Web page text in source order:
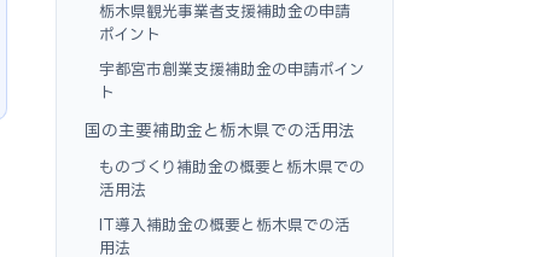
栃木県観光事業者支援補助金の申請
ポイント
宇都宮市創業支援補助金の申請ポイン
ト
国の主要補助金と栃木県での活用法
ものづくり補助金の概要と栃木県での
活用法
IT導入補助金の概要と栃木県での活
用法